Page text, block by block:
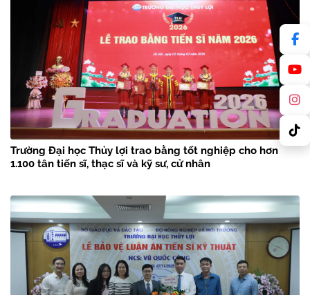
Trường Đại học Thủy lợi trao bằng tốt nghiệp cho hơn
1.100 tân tiến sĩ, thạc sĩ và kỹ sư, cử nhân